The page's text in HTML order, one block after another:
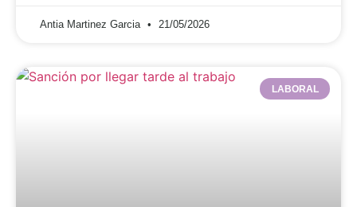
Antia Martinez Garcia 21/05/2026
LABORAL